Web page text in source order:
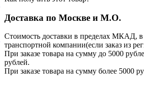
Доставка по Москве и М.О.
Стоимость доставки в пределах МКАД, в
транспортной компании(если заказ из
При заказе товара на сумму до 5000
рублей.
При заказе товара на сумму более 5000